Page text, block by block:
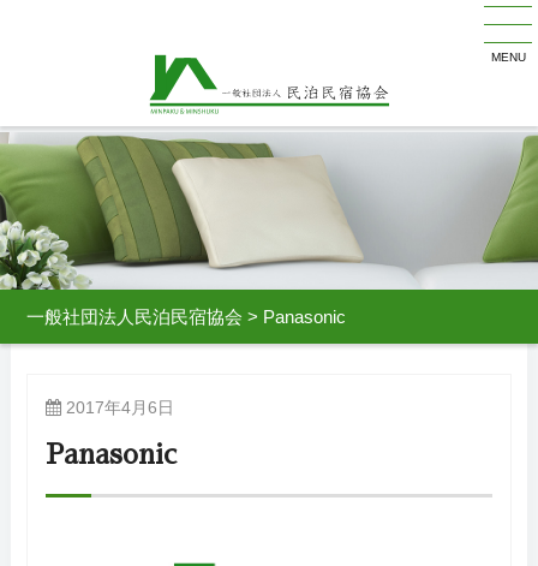
MENU
一般社団法人民泊民宿協会 > Panasonic
2017年4月6日
Panasonic